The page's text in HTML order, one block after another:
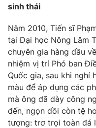
Chất lượng cuộc sống
Học trực tuyến
Sản phẩm
Thị trường
Tư vấn
Giao lưu trực tuyến
Lịch phát sóng
Chuyên mục khác
Emagazine
sinh thái
Năm 2010, Tiến sĩ
tại Đại học Nông Lâm
chuyên gia hàng đầu
nhiệm vị trí Phó ban
Quốc gia, sau khi nghỉ
màu để áp dụng các
mà ông đã dày công
đến, ngọn đồi còn tệ
tượng: trơ trọi toàn đá